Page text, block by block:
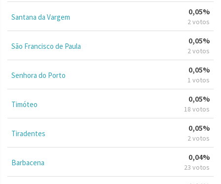
Santana da Vargem
0,05%
2 votos
São Francisco de Paula
0,05%
2 votos
Senhora do Porto
0,05%
1 votos
Timóteo
0,05%
18 votos
Tiradentes
0,05%
2 votos
Barbacena
0,04%
23 votos